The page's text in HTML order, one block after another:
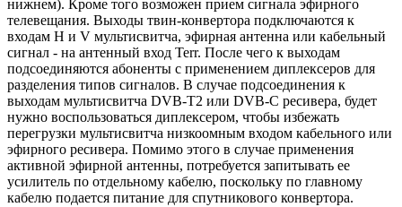
нижнем). Кроме того возможен прием сигнала эфирного
телевещания. Выходы твин-конвертора подключаются к
входам H и V мультисвитча, эфирная антенна или кабельный
сигнал - на антенный вход Terr. После чего к выходам
подсоединяются абоненты с применением диплексеров для
разделения типов сигналов. В случае подсоединения к
выходам мультисвитча DVB-T2 или DVB-C ресивера, будет
нужно воспользоваться диплексером, чтобы избежать
перегрузки мультисвитча низкоомным входом кабельного или
эфирного ресивера. Помимо этого в случае применения
активной эфирной антенны, потребуется запитывать ее
усилитель по отдельному кабелю, поскольку по главному
кабелю подается питание для спутникового конвертора.